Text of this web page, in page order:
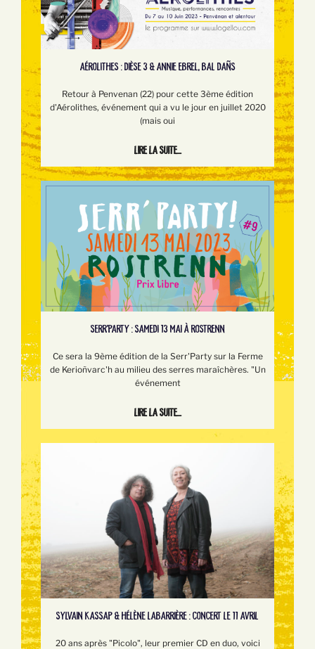
AÉROLITHES : DIÈSE 3 & ANNIE EBREL, BAL DAÑS
Retour à Penvenan (22) pour cette 3ème édition
d'Aérolithes, événement qui a vu le jour en juillet 2020
(mais oui
Lire la suite...
SERR’PARTY : SAMEDI 13 MAI À ROSTRENN
Ce sera la 9ème édition de la Serr'Party sur la Ferme
de Kerioñvarc'h au milieu des serres maraîchères. "Un
événement
Lire la suite...
SYLVAIN KASSAP & HÉLÈNE LABARRIÈRE : CONCERT LE 11 AVRIL
20 ans après "Picolo", leur premier CD en duo, voici